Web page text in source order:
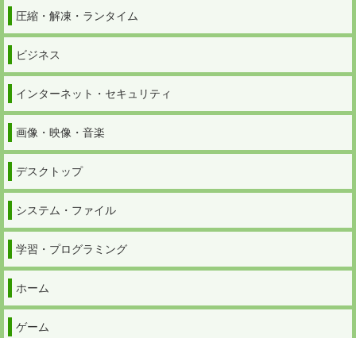
圧縮・解凍・ランタイム
ビジネス
インターネット・セキュリティ
画像・映像・音楽
デスクトップ
システム・ファイル
学習・プログラミング
ホーム
ゲーム